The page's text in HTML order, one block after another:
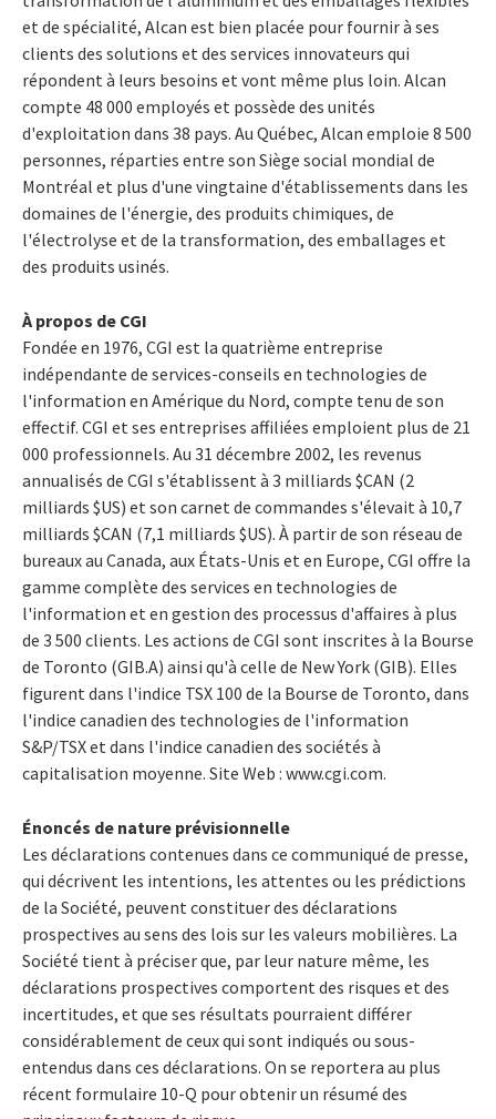
et de spécialité, Alcan est bien placée pour fournir à ses
clients des solutions et des services innovateurs qui
répondent à leurs besoins et vont même plus loin. Alcan
compte 48 000 employés et possède des unités
d'exploitation dans 38 pays. Au Québec, Alcan emploie 8 500
personnes, réparties entre son Siège social mondial de
Montréal et plus d'une vingtaine d'établissements dans les
domaines de l'énergie, des produits chimiques, de
l'électrolyse et de la transformation, des emballages et
des produits usinés.
À propos de CGI
Fondée en 1976, CGI est la quatrième entreprise
indépendante de services-conseils en technologies de
l'information en Amérique du Nord, compte tenu de son
effectif. CGI et ses entreprises affiliées emploient plus de 21
000 professionnels. Au 31 décembre 2002, les revenus
annualisés de CGI s'établissent à 3 milliards $CAN (2
milliards $US) et son carnet de commandes s'élevait à 10,7
milliards $CAN (7,1 milliards $US). À partir de son réseau de
bureaux au Canada, aux États-Unis et en Europe, CGI offre la
gamme complète des services en technologies de
l'information et en gestion des processus d'affaires à plus
de 3 500 clients. Les actions de CGI sont inscrites à la Bourse
de Toronto (GIB.A) ainsi qu'à celle de New York (GIB). Elles
figurent dans l'indice TSX 100 de la Bourse de Toronto, dans
l'indice canadien des technologies de l'information
S&P/TSX et dans l'indice canadien des sociétés à
capitalisation moyenne. Site Web : www.cgi.com.
Énoncés de nature prévisionnelle
Les déclarations contenues dans ce communiqué de presse,
qui décrivent les intentions, les attentes ou les prédictions
de la Société, peuvent constituer des déclarations
prospectives au sens des lois sur les valeurs mobilières. La
Société tient à préciser que, par leur nature même, les
déclarations prospectives comportent des risques et des
incertitudes, et que ses résultats pourraient différer
considérablement de ceux qui sont indiqués ou sous-
entendus dans ces déclarations. On se reportera au plus
récent formulaire 10-Q pour obtenir un résumé des